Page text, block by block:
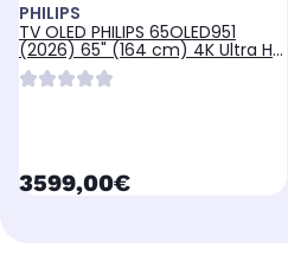
PHILIPS
TV OLED PHILIPS 65OLED951
(2026) 65" (164 cm) 4K Ultra HD
- Expérience Cinéma, Ambilight,
120Hz, AI Smart TV
currentPrice
3599,00€